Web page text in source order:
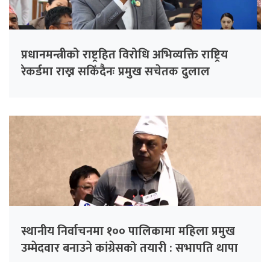
प्रधानमन्त्रीको राष्ट्रहित विरोधि अभिव्यक्ति राष्ट्रिय
रेकर्डमा राख्न सकिँदैनः प्रमुख सचेतक दुलाल
स्थानीय निर्वाचनमा १०० पालिकामा महिला प्रमुख
उम्मेदवार बनाउने कांग्रेसको तयारी : सभापति थापा